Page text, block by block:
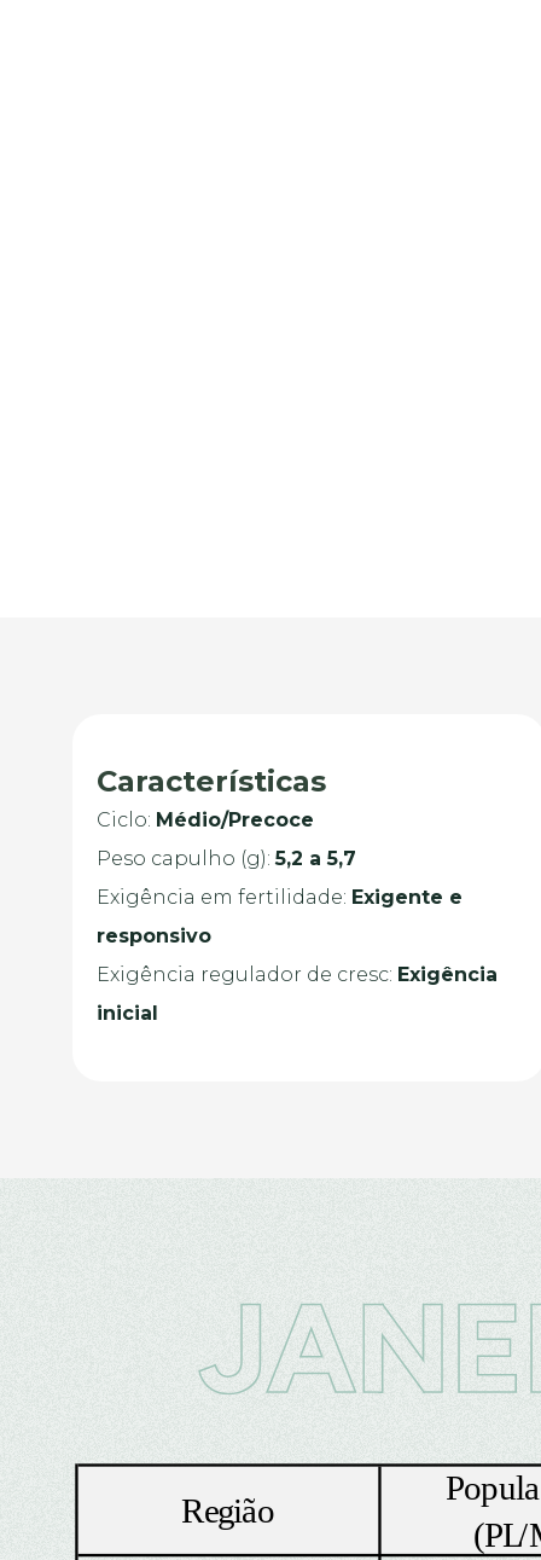
Características
Ciclo: Médio/Precoce
Peso capulho (g):5,2 a 5,7
Exigência em fertilidade: Exigente e
responsivo
Exigência regulador de cresc: Exigência
inicial